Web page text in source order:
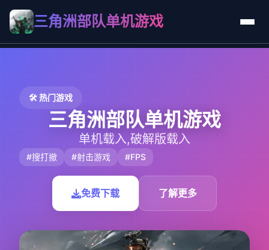
三角洲部队单机游戏
🛠️ 热门游戏
三角洲部队单机游戏
单机载入,破解版载入
#搜打撤 #射击游戏 #FPS
免费下载 了解更多